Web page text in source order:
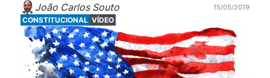
João Carlos Souto
15/05/2019
CONSTITUCIONAL VÍDEO